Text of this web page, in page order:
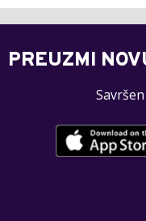
PREUZMI